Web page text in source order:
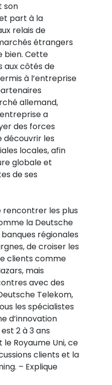
son
part à la
relais de
étrangers
bien. Cette
aux côtés de
à l’entreprise
allemand,
a
des forces
découvrir les
locales, afin
globale et
de ses
rencontrer les plus
la Deutsche
banques régionales
de croiser les
clients comme
mais
avec des
Telekom,
les spécialistes
d’innovation
2 à 3 ans
Royaume Uni, ce
clients et la
– Explique